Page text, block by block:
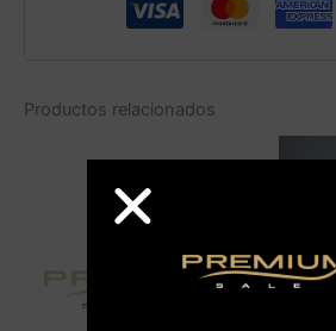
Productos relacionados